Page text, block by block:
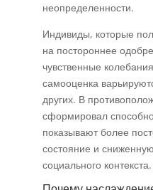
неопределенности.
Индивиды, которые
на постороннее
чувственные
самооценка
других. В
сформировал
показывают более
состояние и
социального контекста.